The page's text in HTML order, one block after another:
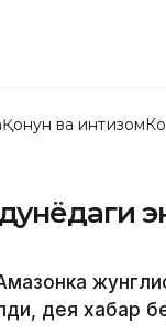
Қонун ва интизом
дея хабар